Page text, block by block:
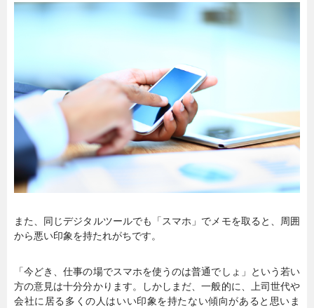
また、同じデジタルツールでも「スマホ」でメモを取ると、周囲
から悪い印象を持たれがちです。
「今どき、仕事の場でスマホを使うのは普通でしょ」という若い
方の意見は十分分かります。しかしまだ、一般的に、上司世代や
会社に居る多くの人はいい印象を持たない傾向があると思いま